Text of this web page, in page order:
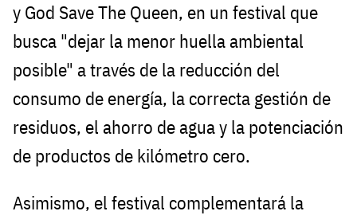
y God Save The Queen, en un festival que
busca "dejar la menor huella ambiental
posible" a través de la reducción del
consumo de energía, la correcta gestión de
residuos, el ahorro de agua y la potenciación
de productos de kilómetro cero.
Asimismo, el festival complementará la